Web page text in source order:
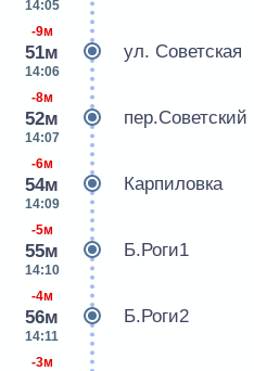
14:05
-9м
51м
14:06
ул. Советская
-8м
52м
14:07
пер.Советский
-6м
54м
14:09
Карпиловка
-5м
55м
14:10
Б.Роги1
-4м
56м
14:11
Б.Роги2
-3м